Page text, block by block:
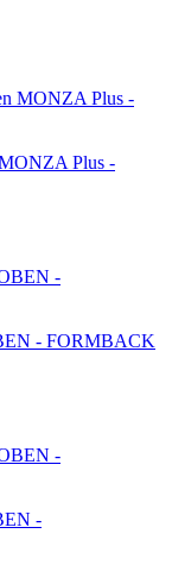
Plus -
- FORMBACK
-